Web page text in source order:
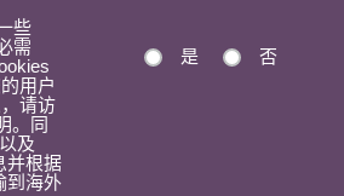
些
需
用户
请访
。同
及
并根据
到海外
是 否